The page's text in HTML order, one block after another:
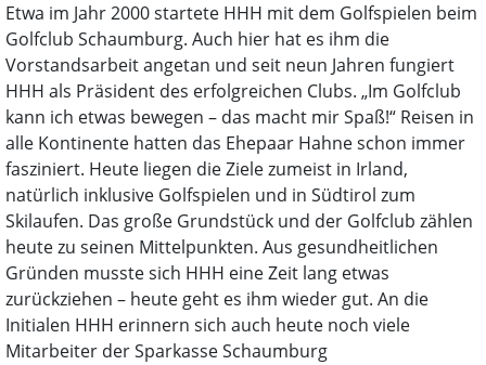
Etwa im Jahr 2000 startete HHH mit dem Golfspielen beim
Golfclub Schaumburg. Auch hier hat es ihm die
Vorstandsarbeit angetan und seit neun Jahren fungiert
HHH als Präsident des erfolgreichen Clubs. „Im Golfclub
kann ich etwas bewegen – das macht mir Spaß!“ Reisen in
alle Kontinente hatten das Ehepaar Hahne schon immer
fasziniert. Heute liegen die Ziele zumeist in Irland,
natürlich inklusive Golfspielen und in Südtirol zum
Skilaufen. Das große Grundstück und der Golfclub zählen
heute zu seinen Mittelpunkten. Aus gesundheitlichen
Gründen musste sich HHH eine Zeit lang etwas
zurückziehen – heute geht es ihm wieder gut. An die
Initialen HHH erinnern sich auch heute noch viele
Mitarbeiter der Sparkasse Schaumburg